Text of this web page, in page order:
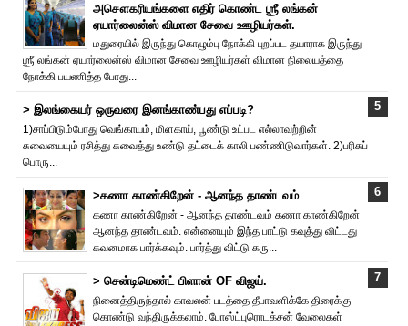
அசௌகரியங்களை எதிர் கொண்ட ஶ்ரீ லங்கன்
ஏயார்லைன்ஸ் விமான சேவை ஊழியர்கள்.
மதுரையில் இருந்து கொழும்பு நோக்கி புறப்பட தயாராக இருந்து
ஶ்ரீ லங்கன் ஏயார்லைன்ஸ் விமான சேவை ஊழியர்கள் விமான நிலையத்தை
நோக்கி பயணித்த போது...
> இலங்கையர் ஒருவரை இனங்காண்பது எப்படி?
1)சாப்பிடும்போது வெங்காயம், மிளகாய், பூண்டு உட்பட எல்லாவற்றின்
சுவையையும் ரசித்து சுவைத்து உண்டு தட்டைக் காலி பண்ணிடுவார்கள். 2)பரிசுப்
பொரு...
>கணா காண்கிறேன் - ஆனந்த தாண்டவம்
கணா காண்கிறேன் - ஆனந்த தாண்டவம் கணா காண்கிறேன்
ஆனந்த தாண்டவம். என்னையும் இந்த பாட்டு கவுத்து விட்டது
கவனமாக பார்க்கவும். பார்த்து விட்டு கரு...
> சென்டிமெண்ட் பிளான் OF விஜய்.
நினைத்திருந்தால் காவலன் படத்தை தீபாவளிக்கே திரைக்கு
கொண்டு வந்திருக்கலாம். போஸ்ட்புரொட‌க்சன் வேலைகள்